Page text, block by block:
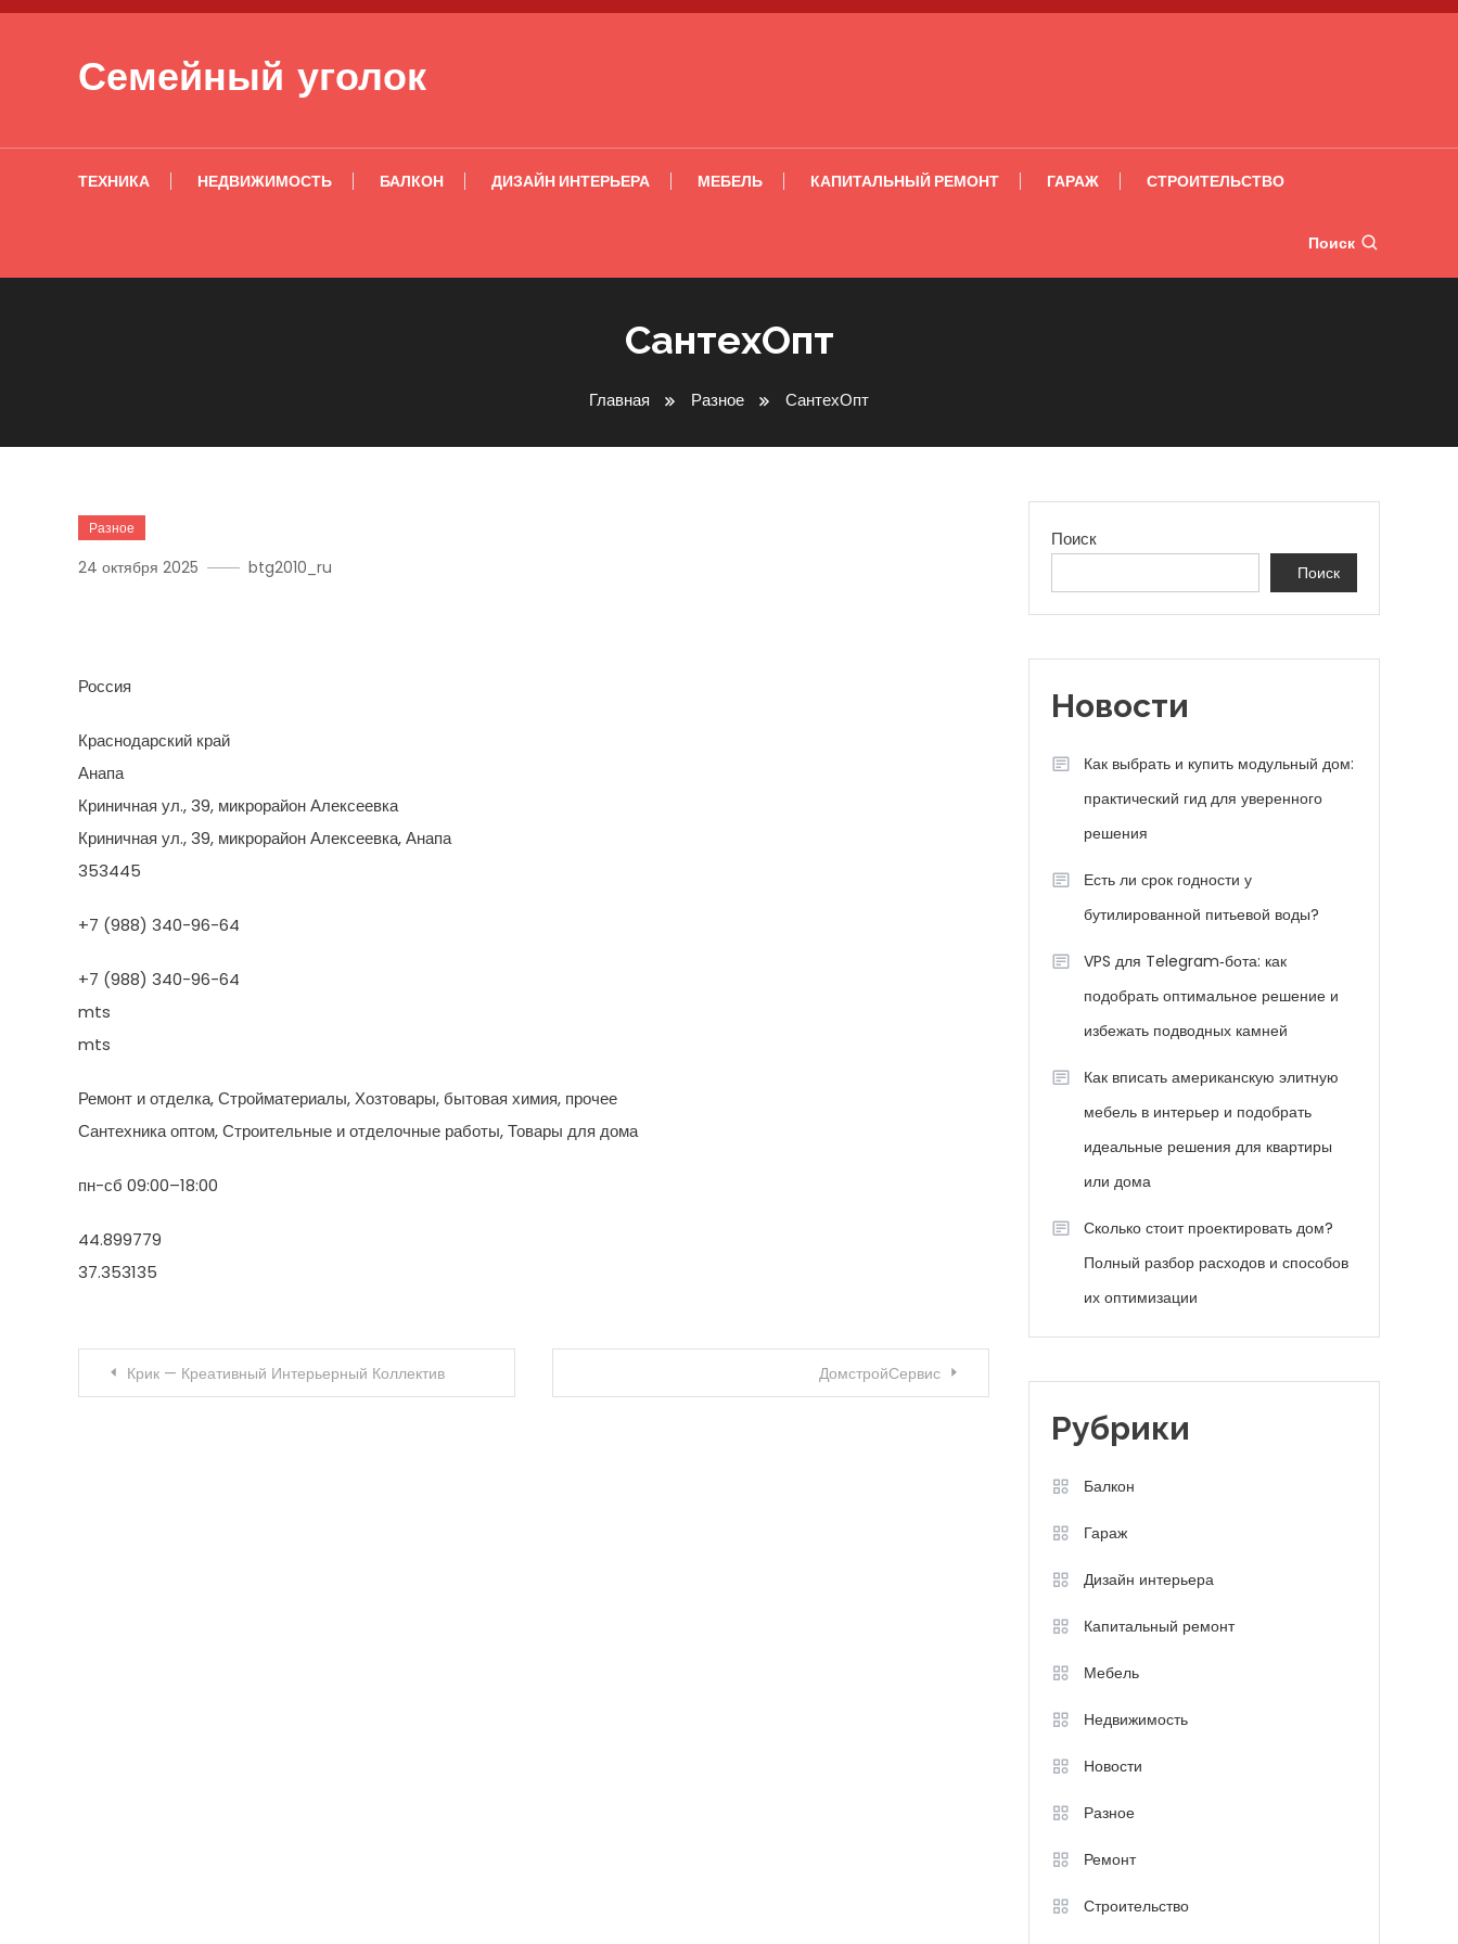
Перейти к содержимому
Семейный уголок
ТЕХНИКА НЕДВИЖИМОСТЬ БАЛКОН ДИЗАЙН ИНТЕРЬЕРА МЕБЕЛЬ КАПИТАЛЬНЫЙ РЕМОНТ ГАРАЖ СТРОИТЕЛЬСТВО
Поиск
СантехОпт
Главная Разное СантехОпт
Разное
24 октября 2025 btg2010_ru
Россия
Краснодарский край
Анапа
Криничная ул., 39, микрорайон Алексеевка
Криничная ул., 39, микрорайон Алексеевка, Анапа
353445
+7 (988) 340-96-64
+7 (988) 340-96-64
mts
mts
Ремонт и отделка, Стройматериалы, Хозтовары, бытовая химия, прочее
Сантехника оптом, Строительные и отделочные работы, Товары для дома
пн-сб 09:00–18:00
44.899779
37.353135
Навигация по записям
Крик — Креативный Интерьерный Коллектив ДомстройСервис
Поиск
Поиск
Новости
Как выбрать и купить модульный дом:
практический гид для уверенного
решения
Есть ли срок годности у
бутилированной питьевой воды?
VPS для Telegram‑бота: как
подобрать оптимальное решение и
избежать подводных камней
Как вписать американскую элитную
мебель в интерьер и подобрать
идеальные решения для квартиры
или дома
Сколько стоит проектировать дом?
Полный разбор расходов и способов
их оптимизации
Рубрики
Балкон
Гараж
Дизайн интерьера
Капитальный ремонт
Мебель
Недвижимость
Новости
Разное
Ремонт
Строительство